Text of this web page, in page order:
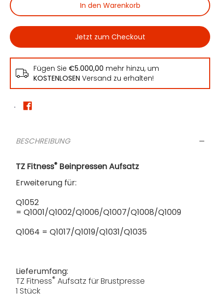
In den Warenkorb
Jetzt zum Checkout
Fügen Sie €5.000,00 mehr hinzu, um
KOSTENLOSEN Versand zu erhalten!
BESCHREIBUNG
TZ Fitness® Beinpressen Aufsatz
Erweiterung für:
Q1052
= Q1001/Q1002/Q1006/Q1007/Q1008/Q1009
Q1064 = Q1017/Q1019/Q1031/Q1035
Lieferumfang:
TZ Fitness® Aufsatz für Brustpresse
1 Stück